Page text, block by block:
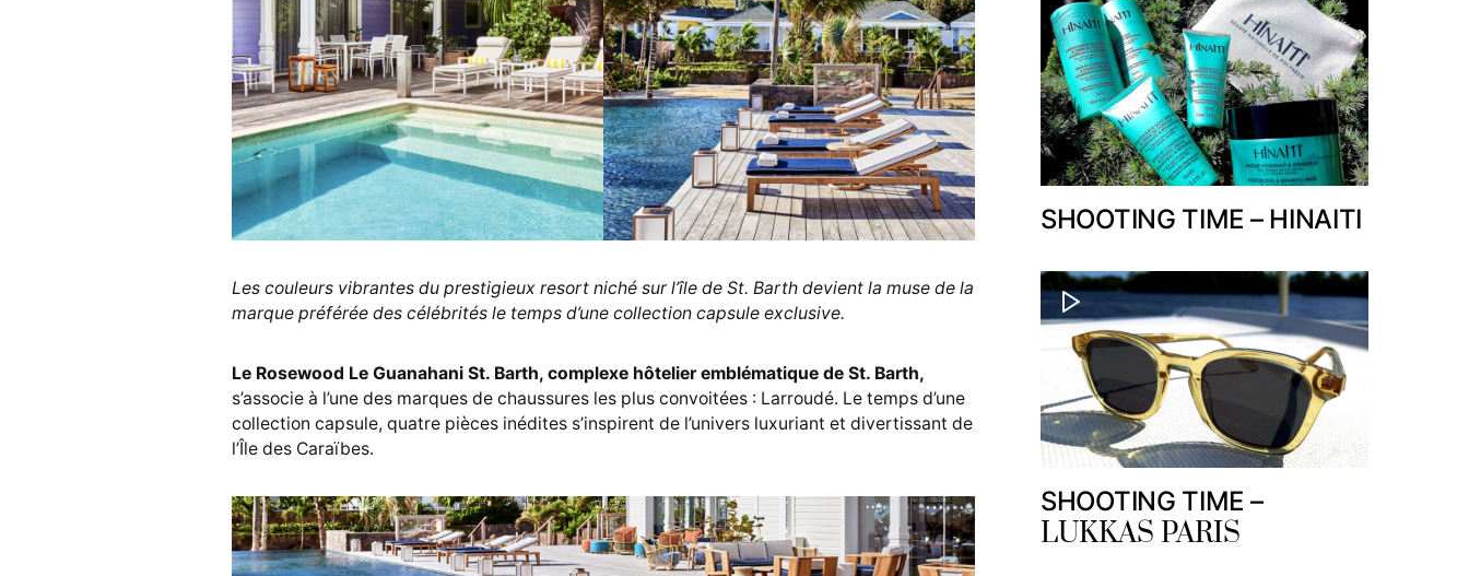
Les couleurs vibrantes du prestigieux resort niché sur l’île de St. Barth devient la muse de la
marque préférée des célébrités le temps d’une collection capsule exclusive.
Le Rosewood Le Guanahani St. Barth, complexe hôtelier emblématique de St. Barth,
s’associe à l’une des marques de chaussures les plus convoitées : Larroudé. Le temps d’une
collection capsule, quatre pièces inédites s’inspirent de l’univers luxuriant et divertissant de
l’Île des Caraïbes.
SHOOTING TIME – HINAITI
SHOOTING TIME –
LUKKAS PARIS